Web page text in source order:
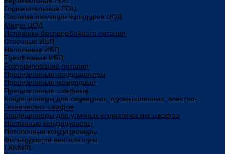
Горизонтальные PDU
Система изоляции коридоров ЦОД
Микро ЦОД
Источники бесперебойного питания
Стоечные ИБП
Напольные ИБП
Трёхфазные ИБП
Резервирование питания
Прецизионные кондиционеры
Прецизионные межрядные
Прецизионные шкафные
Кондиционеры для серверных, промышленных, электро-
технических шкафов
Кондиционеры для уличных климатических шкафов
Настенные кондиционеры
Потолочные кондиционеры
Фильтрующие вентиляторы
LANMIR